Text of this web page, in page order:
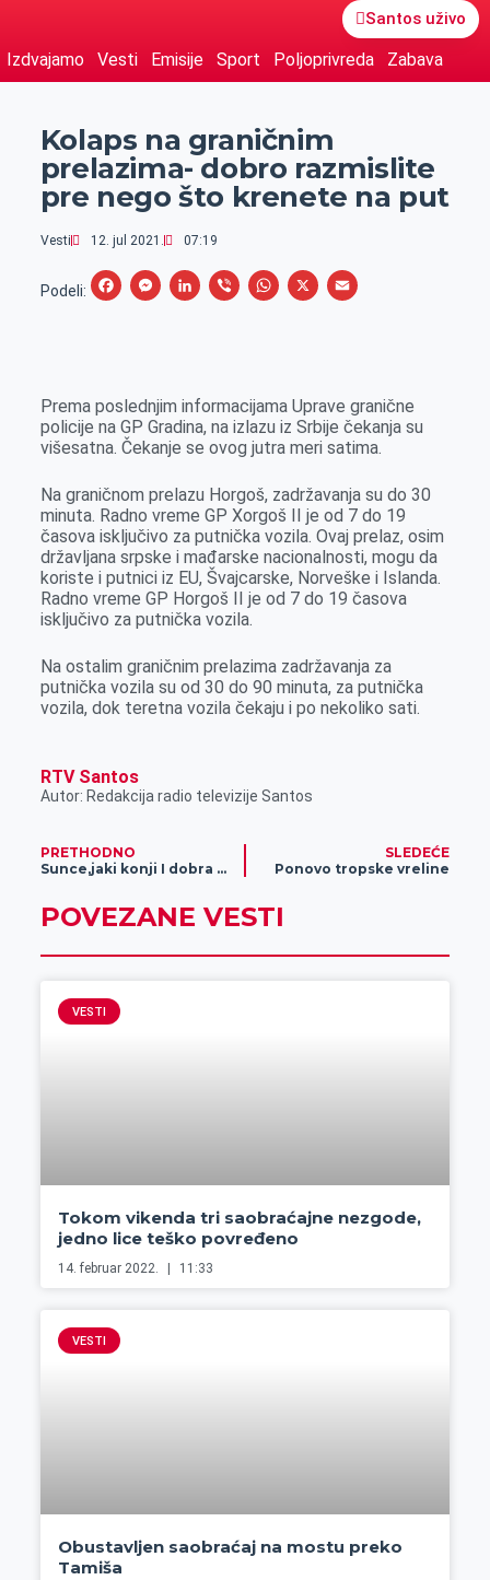
Santos uživo
Izdvajamo Vesti Emisije Sport Poljoprivreda Zabava
Kolaps na graničnim
prelazima- dobro razmislite
pre nego što krenete na put
Vesti 12. jul 2021. 07:19
Podeli:
F
b
o
k
M
e
n
e
r
L
e
d
n
V
r
W
s
A
p
X
E
l
Prema poslednjim informacijama Uprave granične
policije na GP Gradina, na izlazu iz Srbije čekanja su
višesatna. Čekanje se ovog jutra meri satima.
Na graničnom prelazu Horgoš, zadržavanja su do 30
minuta. Radno vreme GP Xorgoš II je od 7 do 19
časova isključivo za putnička vozila. Ovaj prelaz, osim
državljana srpske i mađarske nacionalnosti, mogu da
koriste i putnici iz EU, Švajcarske, Norveške i Islanda.
Radno vreme GP Horgoš II je od 7 do 19 časova
isključivo za putnička vozila.
Na ostalim graničnim prelazima zadržavanja za
putnička vozila su od 30 do 90 minuta, za putnička
vozila, dok teretna vozila čekaju i po nekoliko sati.
RTV Santos
Autor: Redakcija radio televizije Santos
PRETHODNO
Sunce,jaki konji I dobra zabava na Štraparijadi u Česteregu
SLEDEĆE
Ponovo tropske vreline
POVEZANE VESTI
VESTI
Tokom vikenda tri saobraćajne nezgode,
jedno lice teško povređeno
14. februar 2022. 11:33
VESTI
Obustavljen saobraćaj na mostu preko
Tamiša